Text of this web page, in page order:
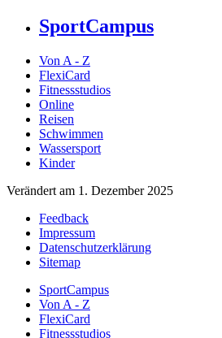
SportCampus
Von A - Z
FlexiCard
Fitnessstudios
Online
Reisen
Schwimmen
Wassersport
Kinder
Verändert am 1. Dezember 2025
Feedback
Impressum
Datenschutzerklärung
Sitemap
SportCampus
Von A - Z
FlexiCard
Fitnessstudios